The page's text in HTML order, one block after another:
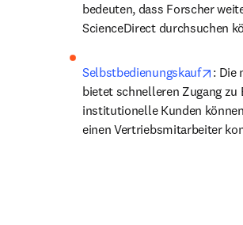
bedeuten, dass Forscher
ScienceDirect durchsuchen
Selbstbedienungskauf
: Die
bietet schnelleren Zugang
institutionelle Kunden
einen Vertriebsmitarbeiter